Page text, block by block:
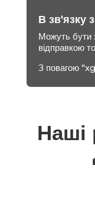
В зв'язку
Можуть бути
відправкою
З повагою
Наші